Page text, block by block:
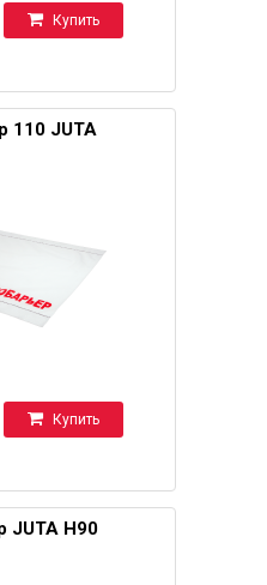
Купить
110 JUTA
Купить
JUTA Н90